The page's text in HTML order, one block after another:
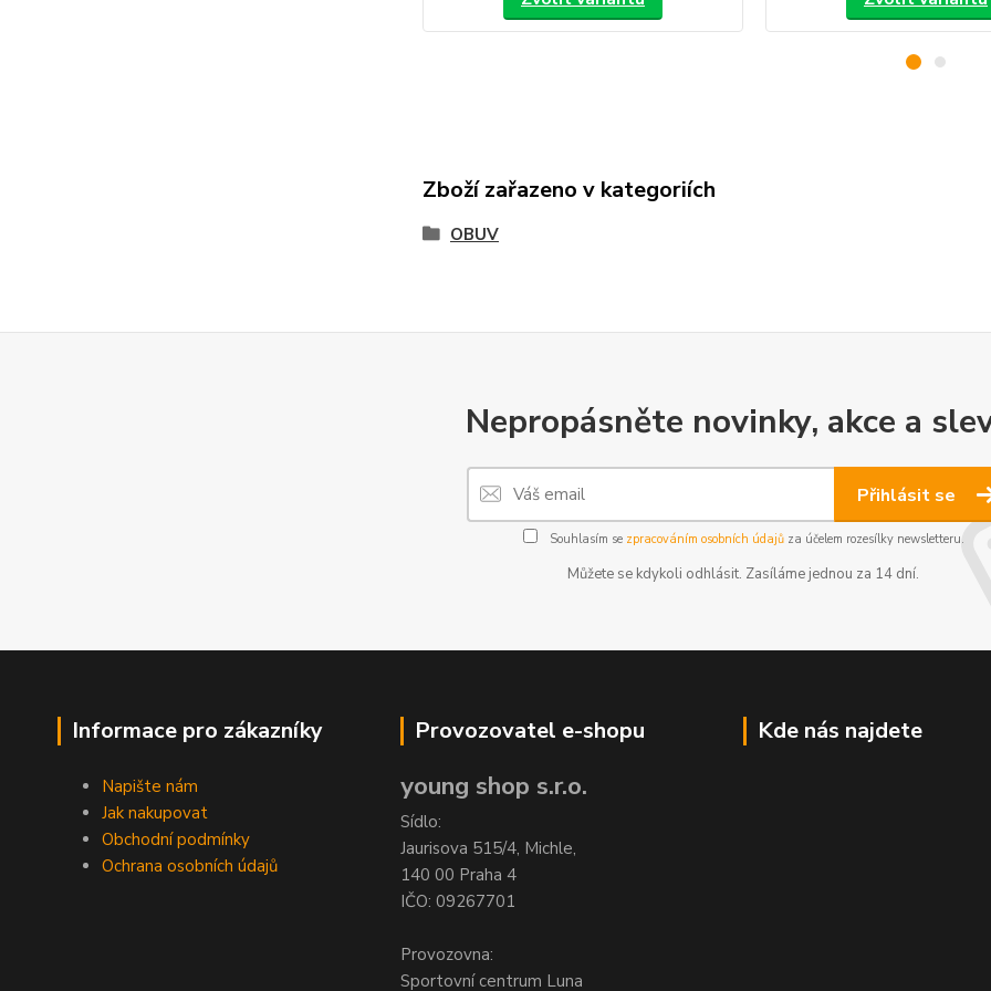
Zboží zařazeno v kategoriích
OBUV
Nepropásněte novinky, akce a
Přihlásit se
Souhlasím se zpracováním osobních údajůza účelem rozesílky newsletteru.
Můžete se kdykoli odhlásit. Zasíláme jednou za 14 dní.
Informace pro zákazníky
Napište nám
Jak nakupovat
Obchodní podmínky
Ochrana osobních údajů
Provozovatel e-shopu
young shop s.r.o.
Sídlo:
Jaurisova 515/4, Michle,
140 00 Praha 4
IČO: 09267701
Provozovna:
Sportovní centrum Luna
Kde nás najdete